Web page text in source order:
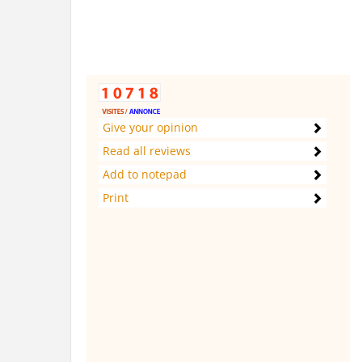
Give your opinion
Read all reviews
Add to notepad
Print